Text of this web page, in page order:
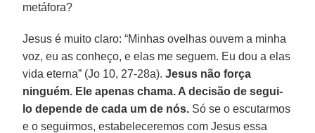
metáfora?
Jesus é muito claro: “Minhas ovelhas ouvem a minha
voz, eu as conheço, e elas me seguem. Eu dou a elas
vida eterna” (Jo 10, 27-28a).Jesus não força
ninguém. Ele apenas chama. A decisão de segui-
lo depende de cada um de nós. Só se o escutarmos
e o seguirmos, estabeleceremos com Jesus essa